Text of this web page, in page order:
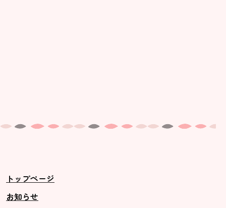
トップページ
お知らせ
未就園児クラス
ス ]
2歳児ひとり登園［ゆず組 ]